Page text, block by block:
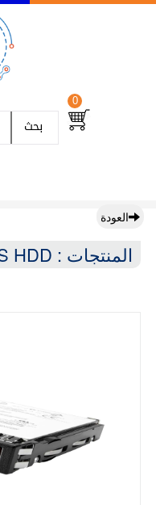
0
بحث
العودة
المنتجات : SCSI & SAS HDD